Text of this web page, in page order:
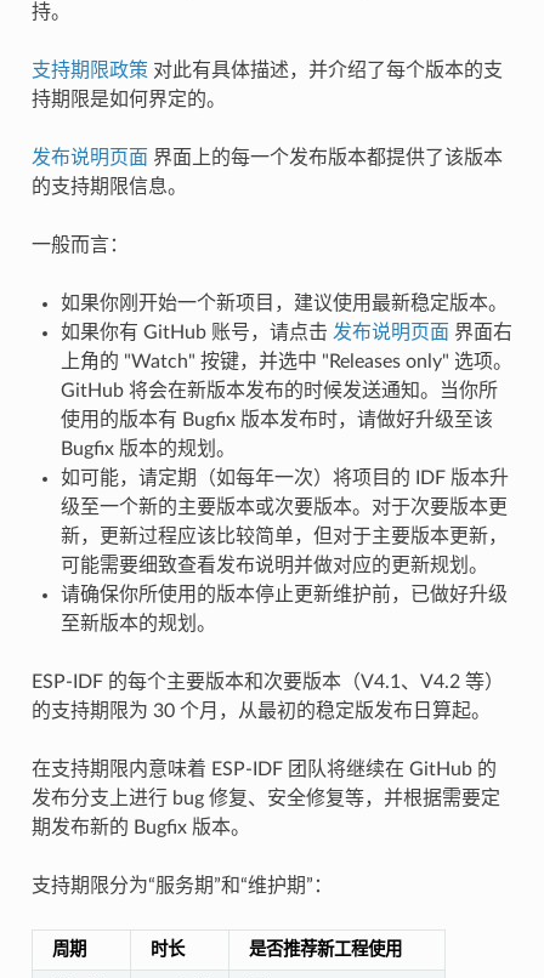
持。
支持期限政策 对此有具体描述，并介绍了每个版本的支
持期限是如何界定的。
发布说明页面 界面上的每一个发布版本都提供了该版本
的支持期限信息。
一般而言：
如果你刚开始一个新项目，建议使用最新稳定版本。
如果你有 GitHub 账号，请点击 发布说明页面 界面右
上角的 "Watch" 按键，并选中 "Releases only" 选项。
GitHub 将会在新版本发布的时候发送通知。当你所
使用的版本有 Bugfix 版本发布时，请做好升级至该
Bugfix 版本的规划。
如可能，请定期（如每年一次）将项目的 IDF 版本升
级至一个新的主要版本或次要版本。对于次要版本更
新，更新过程应该比较简单，但对于主要版本更新，
可能需要细致查看发布说明并做对应的更新规划。
请确保你所使用的版本停止更新维护前，已做好升级
至新版本的规划。
ESP-IDF 的每个主要版本和次要版本（V4.1、V4.2 等）
的支持期限为 30 个月，从最初的稳定版发布日算起。
在支持期限内意味着 ESP-IDF 团队将继续在 GitHub 的
发布分支上进行 bug 修复、安全修复等，并根据需要定
期发布新的 Bugfix 版本。
支持期限分为“服务期”和“维护期”：
周期 时长 是否推荐新工程使用